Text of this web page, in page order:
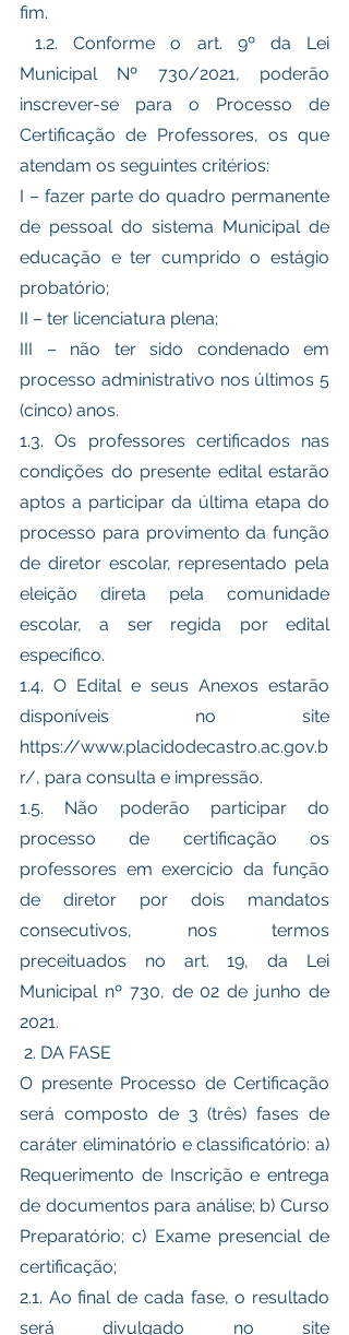
fim.
1.2. Conforme o art. 9º da Lei
Municipal Nº 730/2021, poderão
inscrever-se para o Processo de
Certificação de Professores, os que
atendam os seguintes critérios:
I – fazer parte do quadro permanente
de pessoal do sistema Municipal de
educação e ter cumprido o estágio
probatório;
II – ter licenciatura plena;
III – não ter sido condenado em
processo administrativo nos últimos 5
(cinco) anos.
1.3. Os professores certificados nas
condições do presente edital estarão
aptos a participar da última etapa do
processo para provimento da função
de diretor escolar, representado pela
eleição direta pela comunidade
escolar, a ser regida por edital
específico.
1.4. O Edital e seus Anexos estarão
disponíveis no site
https://www.placidodecastro.ac.gov.b
r/, para consulta e impressão.
1.5. Não poderão participar do
processo de certificação os
professores em exercício da função
de diretor por dois mandatos
consecutivos, nos termos
preceituados no art. 19, da Lei
Municipal nº 730, de 02 de junho de
2021.
2. DA FASE
O presente Processo de Certificação
será composto de 3 (três) fases de
caráter eliminatório e classificatório: a)
Requerimento de Inscrição e entrega
de documentos para análise; b) Curso
Preparatório; c) Exame presencial de
certificação;
2.1. Ao final de cada fase, o resultado